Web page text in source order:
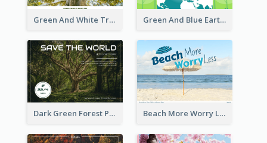
Green And White Trees Photo Earth Day Postcard Green And Blue Earth and Trees Illustrations Earth Day Postcard
Dark Green Forest Photo Earth Day Postcard Beach More Worry Less Postcard